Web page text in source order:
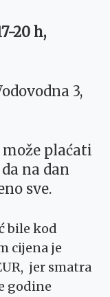
20 h,
3,
može plaćati
na dan
sve.
bile kod
cijena je
jer smatra
godine